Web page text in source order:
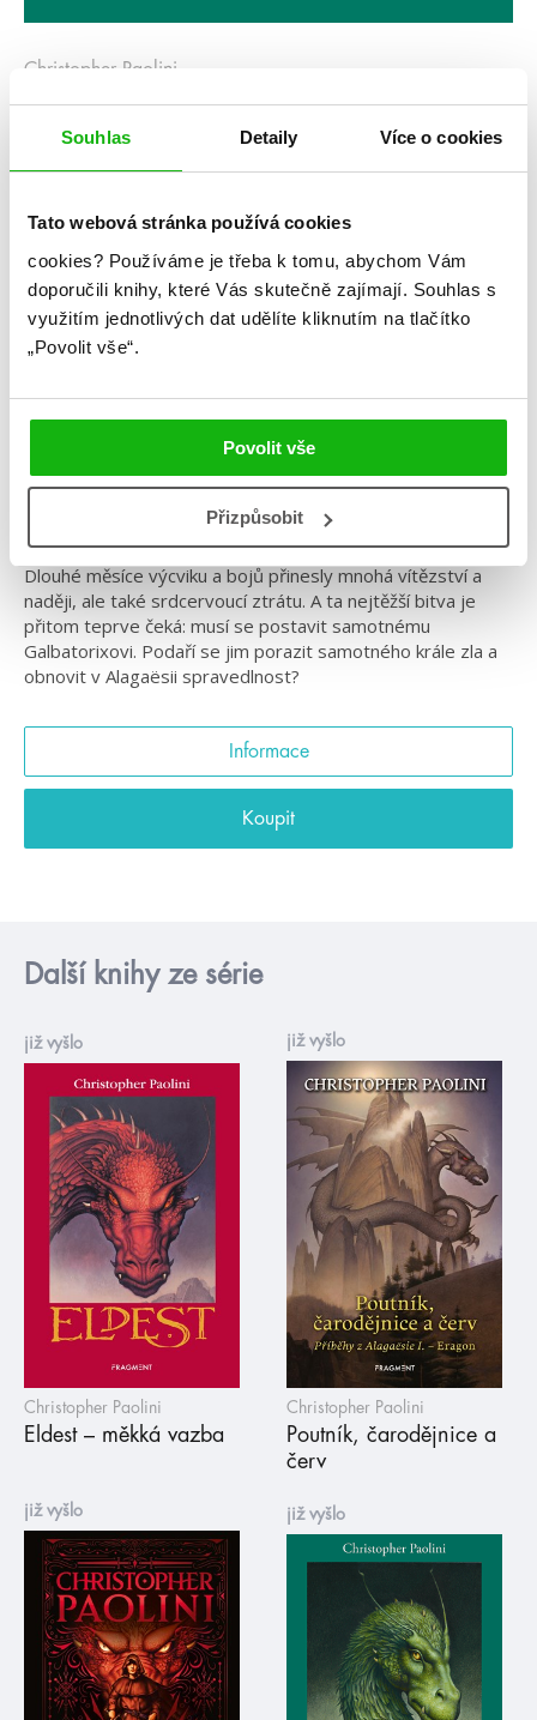
Souhlas Detaily Více o cookies
Tato webová stránka používá cookies
cookies? Používáme je třeba k tomu, abychom Vám
doporučili knihy, které Vás skutečně zajímají. Souhlas s
využitím jednotlivých dat udělíte kliknutím na tlačítko
„Povolit vše“.
Povolit vše
Přizpůsobit
Kategorie: young adult
Žánr: Fantasy
Série: Odkaz dračích jezdců
Christopher Paolini
#odkazdračíchjezdců
Nechte se i vy pohltit napínavým příběhem s
nečekanými zvraty
Není tomu tak dávno, co byl Dračí jezdec Eragon
Safira pouhým modrým kamenem v lese. Nyní právě na nich
závisí osud celé civilizace!
Dlouhé měsíce výcviku a bojů přinesly mnohá vítězství a
naději, ale také srdcervoucí ztrátu. A ta nejtěžší bitva je
přitom teprve čeká: musí se postavit samotnému
Galbatorixovi. Podaří se jim porazit samotného krále zla a
obnovit v Alagaësii spravedlnost?
Informace
Koupit
Další knihy ze série
již vyšlo
Christopher Paolini
Eldest – měkká vazba
již vyšlo
Christopher Paolini
Poutník, čarodějnice a
červ
již vyšlo již vyšlo